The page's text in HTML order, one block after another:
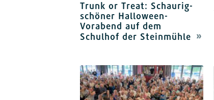
Trunk or Treat: Schaurig-
schöner Halloween-
Vorabend auf dem
Schulhof der Steinmühle